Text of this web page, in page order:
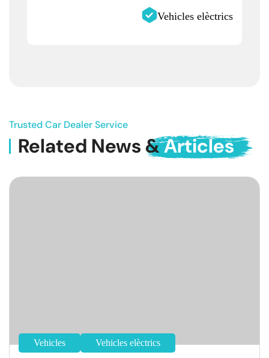
Vehicles elèctrics
Trusted Car Dealer Service
Related News &Articles
Vehicles Vehicles elèctrics